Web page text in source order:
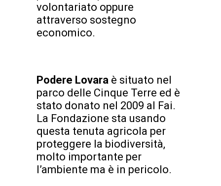
volontariato oppure
attraverso sostegno
economico.
Podere Lovara è situato nel
parco delle Cinque Terre ed è
stato donato nel 2009 al Fai.
La Fondazione sta usando
questa tenuta agricola per
proteggere la biodiversità,
molto importante per
l’ambiente ma è in pericolo.